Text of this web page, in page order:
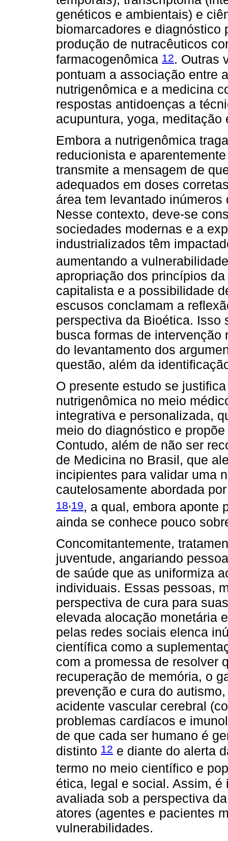
genéticos e ambientais) e
biomarcadores e diagnóstico
produção de nutracêuticos
farmacogenômica 12. Outras
pontuam a associação entre
nutrigenômica e a medicina
respostas antidoenças a
acupuntura, yoga, meditação
Embora a nutrigenômica
reducionista e
transmite a mensagem de
adequados em doses
área tem levantado
Nesse contexto, deve-se
sociedades modernas e a
industrializados têm
aumentando a
apropriação dos princípios
capitalista e a possibilidade
escusos conclamam a
perspectiva da Bioética. Isso
busca formas de
do levantamento dos
questão, além da
O presente estudo se
nutrigenômica no meio
integrativa e personalizada,
meio do diagnóstico e
Contudo, além de não ser
de Medicina no Brasil, que
incipientes para validar uma
cautelosamente abordada
18,19, a qual, embora aponte
ainda se conhece pouco
Concomitantemente,
juventude, angariando
de saúde que as uniformiza
individuais. Essas pessoas,
perspectiva de cura para
elevada alocação monetária
pelas redes sociais elenca
científica como a
com a promessa de resolver
recuperação de memória, o
prevenção e cura do
acidente vascular cerebral
problemas cardíacos e
de que cada ser humano é
distinto 12 e diante do alerta
termo no meio científico e
ética, legal e social. Assim,
avaliada sob a perspectiva
atores (agentes e pacientes
vulnerabilidades.